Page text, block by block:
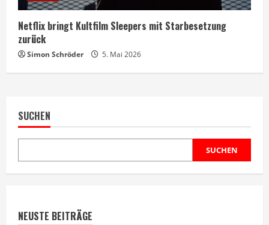
Netflix bringt Kultfilm Sleepers mit Starbesetzung
zurück
Simon Schröder 5. Mai 2026
SUCHEN
SUCHEN
NEUSTE BEITRÄGE